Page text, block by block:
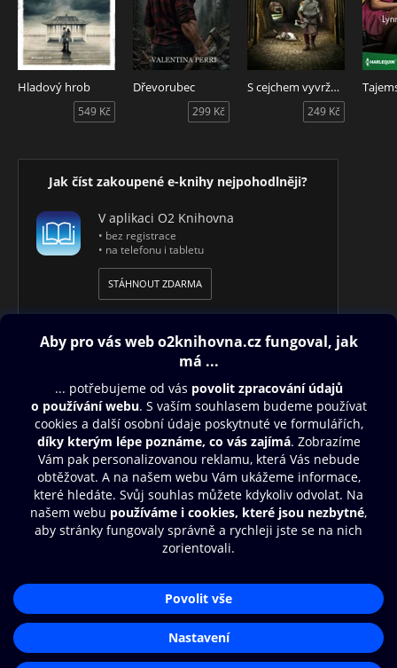
Hladový hrob
549 Kč
Dřevorubec
299 Kč
S cejchem vyvržence
249 Kč
Jak číst zakoupené e-knihy nejpohodlněji?
V aplikaci O2 Knihovna
• bez registrace
• na telefonu i tabletu
STÁHNOUT ZDARMA
Obsah ke stažení
Moje O2 Knihovna
Další zábava
© O2 Czech Republic a.s.
Zásady zpracování osobních údajůAplikace O2 Knihovna
Čti a poslouchej své e-knihy a
audioknihy rychleji a pohodlněji.